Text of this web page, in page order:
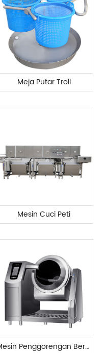
Meja Putar Troli
Mesin Cuci Peti
Mesin Penggorengan Berputar